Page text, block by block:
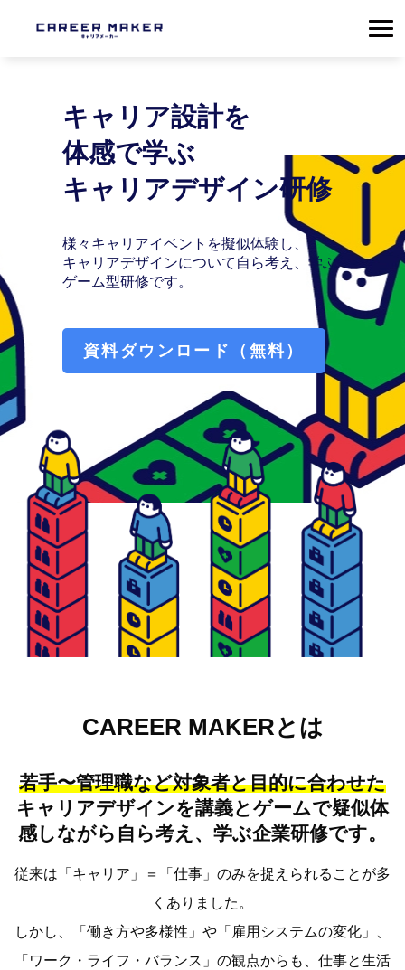
キャリア設計を
体感で学ぶ
キャリアデザイン研修
様々キャリアイベントを擬似体験し、
キャリアデザインについて自ら考え、学ぶ
ゲーム型研修です。
資料ダウンロード（無料）
CAREER MAKERとは
若手〜管理職など対象者と目的に合わせた
キャリアデザインを講義とゲームで疑似体
感しながら自ら考え、学ぶ企業研修です。
従来は「キャリア」＝「仕事」のみを捉えられることが多
くありました。
しかし、「働き方や多様性」や「雇用システムの変化」、
「ワーク・ライフ・バランス」の観点からも、仕事と生活